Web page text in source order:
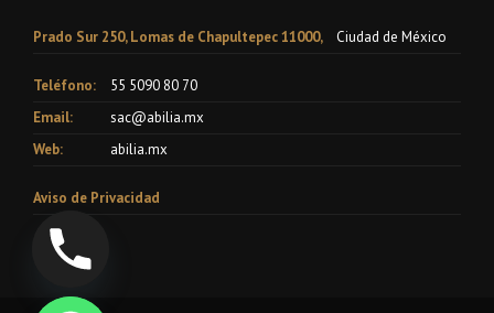
Prado Sur 250, Lomas de Chapultepec 11000, Ciudad de México
Teléfono:
55 5090 80 70
Email:
sac@abilia.mx
Web:
abilia.mx
Aviso de Privacidad